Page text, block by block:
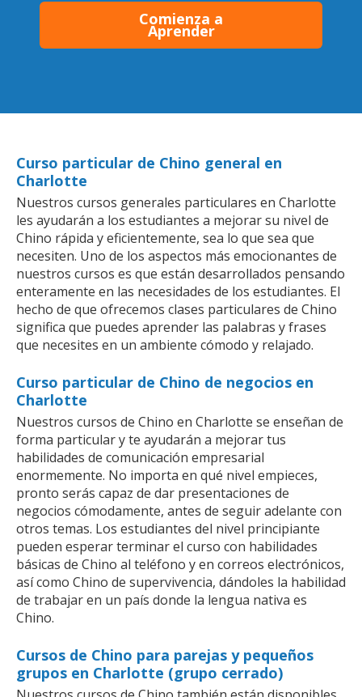
Comienza a
Aprender
Curso particular de Chino general en
Charlotte
Nuestros cursos generales particulares en Charlotte
les ayudarán a los estudiantes a mejorar su nivel de
Chino rápida y eficientemente, sea lo que sea que
necesiten. Uno de los aspectos más emocionantes de
nuestros cursos es que están desarrollados pensando
enteramente en las necesidades de los estudiantes. El
hecho de que ofrecemos clases particulares de Chino
significa que puedes aprender las palabras y frases
que necesites en un ambiente cómodo y relajado.
Curso particular de Chino de negocios en
Charlotte
Nuestros cursos de Chino en Charlotte se enseñan de
forma particular y te ayudarán a mejorar tus
habilidades de comunicación empresarial
enormemente. No importa en qué nivel empieces,
pronto serás capaz de dar presentaciones de
negocios cómodamente, antes de seguir adelante con
otros temas. Los estudiantes del nivel principiante
pueden esperar terminar el curso con habilidades
básicas de Chino al teléfono y en correos electrónicos,
así como Chino de supervivencia, dándoles la habilidad
de trabajar en un país donde la lengua nativa es
Chino.
Cursos de Chino para parejas y pequeños
grupos en Charlotte (grupo cerrado)